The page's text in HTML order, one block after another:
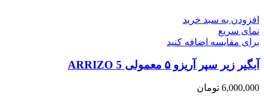
افزودن به سبد خرید
نمای سریع
برای مقایسه اضافه کنید
آبگیر زیر سپر آریزو ۵ معمولی ARRIZO 5
6,000,000 تومان